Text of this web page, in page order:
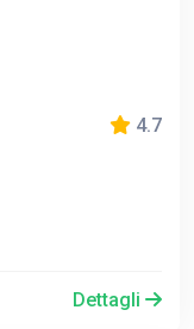
4.7
Dettagli